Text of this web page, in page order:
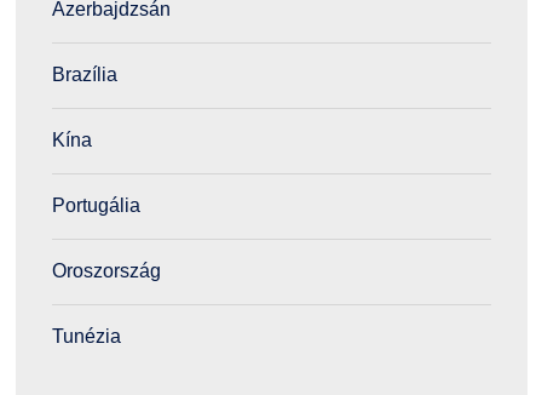
Azerbajdzsán
Brazília
Kína
Portugália
Oroszország
Tunézia